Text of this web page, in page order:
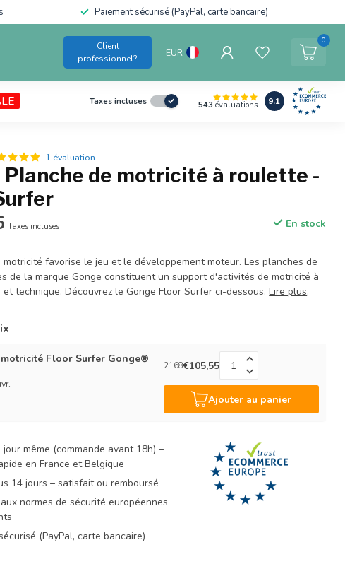
Paiement sécurisé (PayPal, carte bancaire)
Client
professionnel?
EUR
0
Taxes incluses 543 évaluations 9.1
1 évaluation
Planche de motricité à roulette -
Taxes incluses En stock
motricité favorise le jeu et le développement moteur. Les planches de
de la marque Gonge constituent un support d'activités de motricité à
technique. Découvrez le Gonge Floor Surfer ci-dessous.Lire plus.
Floor Surfer Gonge® 2168€105,55
Ajouter au panier
jour même (commande avant 18h) –
en France et Belgique
14 jours – satisfait ou remboursé
normes de sécurité européennes
(PayPal, carte bancaire)